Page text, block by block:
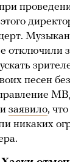
отключили
песен
заявило,
никаких